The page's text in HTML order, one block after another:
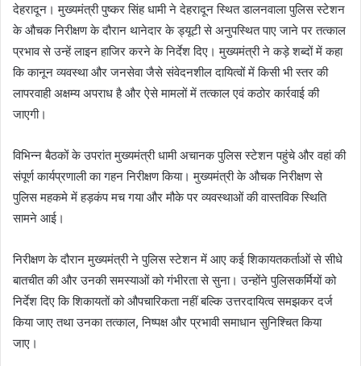
देहरादून। मुख्यमंत्री पुष्कर सिंह धामी ने देहरादून स्थित डालनवाला पुलिस स्टेशन
के औचक निरीक्षण के दौरान थानेदार के ड्यूटी से अनुपस्थित पाए जाने पर तत्काल
प्रभाव से उन्हें लाइन हाजिर करने के निर्देश दिए। मुख्यमंत्री ने कड़े शब्दों में कहा
कि कानून व्यवस्था और जनसेवा जैसे संवेदनशील दायित्वों में किसी भी स्तर की
लापरवाही अक्षम्य अपराध है और ऐसे मामलों में तत्काल एवं कठोर कार्रवाई की
जाएगी।
विभिन्न बैठकों के उपरांत मुख्यमंत्री धामी अचानक पुलिस स्टेशन पहुंचे और वहां की
संपूर्ण कार्यप्रणाली का गहन निरीक्षण किया। मुख्यमंत्री के औचक निरीक्षण से
पुलिस महकमे में हड़कंप मच गया और मौके पर व्यवस्थाओं की वास्तविक स्थिति
सामने आई।
निरीक्षण के दौरान मुख्यमंत्री ने पुलिस स्टेशन में आए कई शिकायतकर्ताओं से सीधे
बातचीत की और उनकी समस्याओं को गंभीरता से सुना। उन्होंने पुलिसकर्मियों को
निर्देश दिए कि शिकायतों को औपचारिकता नहीं बल्कि उत्तरदायित्व समझकर दर्ज
किया जाए तथा उनका तत्काल, निष्पक्ष और प्रभावी समाधान सुनिश्चित किया
जाए।